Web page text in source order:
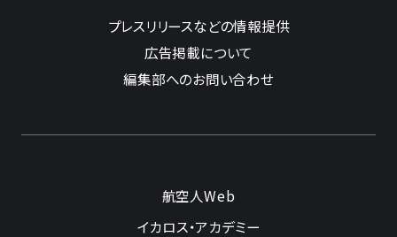
プレスリリースなどの情報提供
広告掲載について
編集部へのお問い合わせ
航空人Web
イカロス・アカデミー